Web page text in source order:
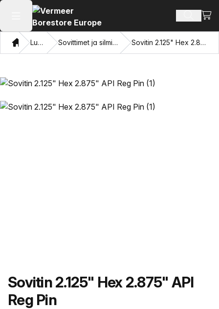
Avaa päävalikko Hae
Koti Luettelo Sovittimet ja silmien vetäminen Sovitin 2.125" Hex 2.875" API Reg Pin
Tuotteen nimi
Sovitin 2.125" Hex 2.875" API
Reg Pin